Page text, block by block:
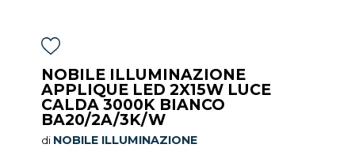
NOBILE ILLUMINAZIONE
APPLIQUE LED 2X15W LUCE
CALDA 3000K BIANCO
BA20/2A/3K/W
di NOBILE ILLUMINAZIONE